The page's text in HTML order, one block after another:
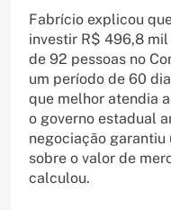
Fabrício explicou
investir R$ 496,8
de 92 pessoas no
um período de 60
que melhor atendia
o governo estadual
negociação garantiu
sobre o valor de
calculou.